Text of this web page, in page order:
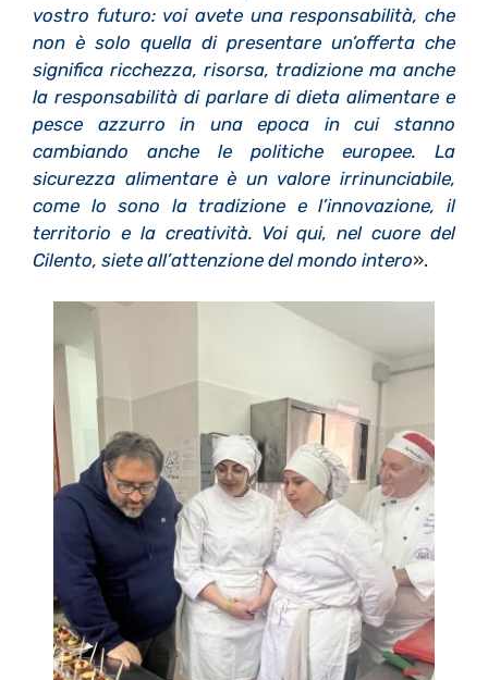
vostro futuro: voi avete una responsabilità, che
non è solo quella di presentare un’offerta che
significa ricchezza, risorsa, tradizione ma anche
la responsabilità di parlare di dieta alimentare e
pesce azzurro in una epoca in cui stanno
cambiando anche le politiche europee. La
sicurezza alimentare è un valore irrinunciabile,
come lo sono la tradizione e l’innovazione, il
territorio e la creatività. Voi qui, nel cuore del
Cilento, siete all’attenzione del mondo intero».